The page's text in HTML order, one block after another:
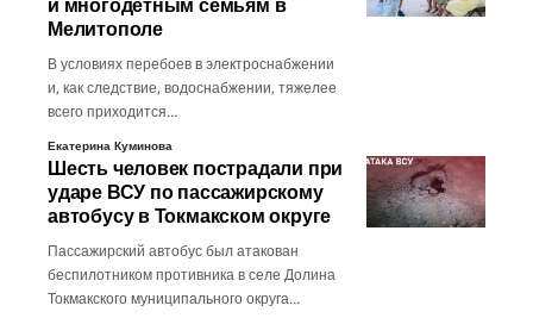
Мелитополе
В условиях перебоев в электроснабжении
и, как следствие, водоснабжении, тяжелее
всего приходится…
Екатерина Куминова
Шесть человек пострадали при
ударе ВСУ по пассажирскому
автобусу в Токмакском округе
Пассажирский автобус был атакован
беспилотником противника в селе Долина
Токмакского муниципального округа…